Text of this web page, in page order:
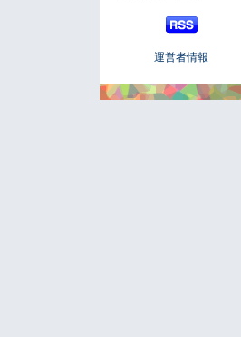
運営者情報